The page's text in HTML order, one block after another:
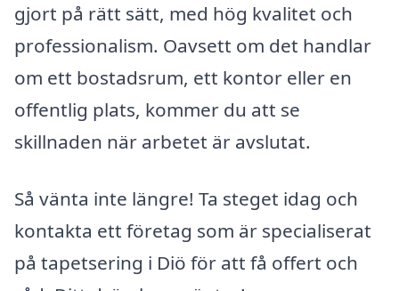
gjort på rätt sätt, med hög kvalitet och
professionalism. Oavsett om det handlar
om ett bostadsrum, ett kontor eller en
offentlig plats, kommer du att se
skillnaden när arbetet är avslutat.
Så vänta inte längre! Ta steget idag och
kontakta ett företag som är specialiserat
på tapetsering i Diö för att få offert och